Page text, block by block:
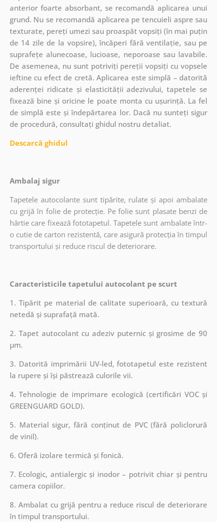
anterior foarte absorbant, se recomandă aplicarea unui
grund. Nu se recomandă aplicarea pe tencuieli aspre sau
texturate, pereți umezi sau proaspăt vopsiți (în mai puțin
de 14 zile de la vopsire), încăperi fără ventilație, sau pe
suprafețe alunecoase, lucioase, neporoase sau lavabile.
De asemenea, nu sunt potriviți pereții vopsiți cu vopsele
ieftine cu efect de cretă. Aplicarea este simplă – datorită
aderenței ridicate și elasticității adezivului, tapetele se
fixează bine și oricine le poate monta cu ușurință. La fel
de simplă este și îndepărtarea lor. Dacă nu sunteți sigur
de procedură, consultați ghidul nostru detaliat.
Descarcă ghidul
Ambalaj sigur
Tapetele autocolante sunt tipărite, rulate și apoi ambalate
cu grijă în folie de protecție. Pe folie sunt plasate benzi de
hârtie care fixează fototapetul. Tapetele sunt ambalate într-
o cutie de carton rezistentă, care asigură protecția în timpul
transportului și reduce riscul de deteriorare.
Caracteristicile tapetului autocolant pe scurt
1. Tipărit pe material de calitate superioară, cu textură
netedă și suprafață mată.
2. Tapet autocolant cu adeziv puternic și grosime de 90
µm.
3. Datorită imprimării UV-led, fototapetul este rezistent
la rupere și își păstrează culorile vii.
4. Tehnologie de imprimare ecologică (certificări VOC și
GREENGUARD GOLD).
5. Material sigur, fără conținut de PVC (fără policlorură
de vinil).
6. Oferă izolare termică și fonică.
7. Ecologic, antialergic și inodor – potrivit chiar și pentru
camera copiilor.
8. Ambalat cu grijă pentru a reduce riscul de deteriorare
în timpul transportului.